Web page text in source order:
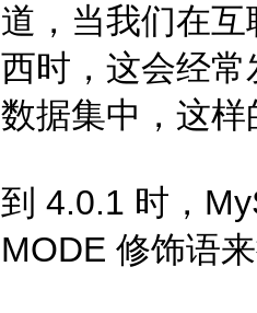
道，当我们在
西时，这会经
数据集中，这
到 4.0.1 时，
MODE 修饰语